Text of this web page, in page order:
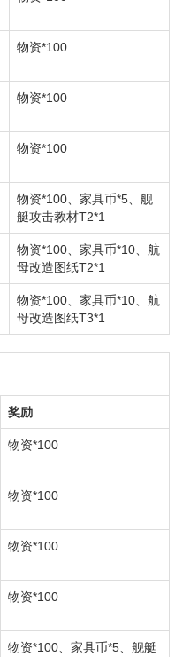
物资*100
物资*100
物资*100
物资*100、家具币*5、舰
艇攻击教材T2*1
物资*100、家具币*10、航
母改造图纸T2*1
物资*100、家具币*10、航
母改造图纸T3*1
奖励
物资*100
物资*100
物资*100
物资*100
物资*100、家具币*5、舰艇